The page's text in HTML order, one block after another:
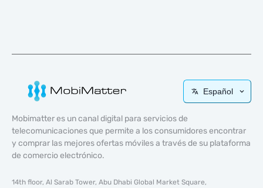
Español
Mobimatter es un canal digital para servicios de
telecomunicaciones que permite a los consumidores encontrar
y comprar las mejores ofertas móviles a través de su plataforma
de comercio electrónico.
14th floor, Al Sarab Tower, Abu Dhabi Global Market Square,